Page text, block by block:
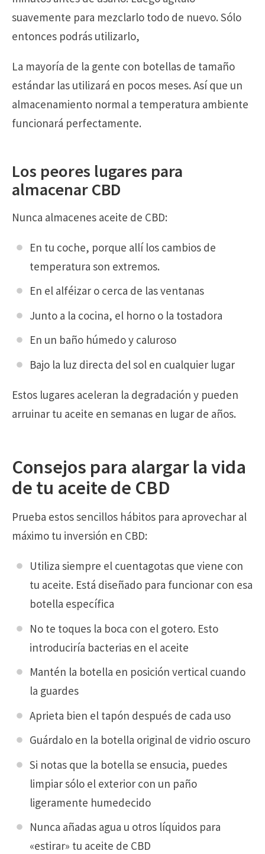
suavemente para mezclarlo todo de nuevo. Sólo
entonces podrás utilizarlo,
La mayoría de la gente con botellas de tamaño
estándar las utilizará en pocos meses. Así que un
almacenamiento normal a temperatura ambiente
funcionará perfectamente.
Los peores lugares para
almacenar CBD
Nunca almacenes aceite de CBD:
En tu coche, porque allí los cambios de
temperatura son extremos.
En el alféizar o cerca de las ventanas
Junto a la cocina, el horno o la tostadora
En un baño húmedo y caluroso
Bajo la luz directa del sol en cualquier lugar
Estos lugares aceleran la degradación y pueden
arruinar tu aceite en semanas en lugar de años.
Consejos para alargar la vida
de tu aceite de CBD
Prueba estos sencillos hábitos para aprovechar al
máximo tu inversión en CBD:
Utiliza siempre el cuentagotas que viene con
tu aceite. Está diseñado para funcionar con esa
botella específica
No te toques la boca con el gotero. Esto
introduciría bacterias en el aceite
Mantén la botella en posición vertical cuando
la guardes
Aprieta bien el tapón después de cada uso
Guárdalo en la botella original de vidrio oscuro
Si notas que la botella se ensucia, puedes
limpiar sólo el exterior con un paño
ligeramente humedecido
Nunca añadas agua u otros líquidos para
«estirar» tu aceite de CBD